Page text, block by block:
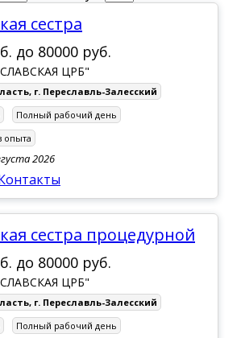
сестра
до 80000 руб.
ЦРБ"
, г. Переславль-Залесский
Полный рабочий день
опыта
2026
сестра процедурной
до 80000 руб.
ЦРБ"
, г. Переславль-Залесский
Полный рабочий день